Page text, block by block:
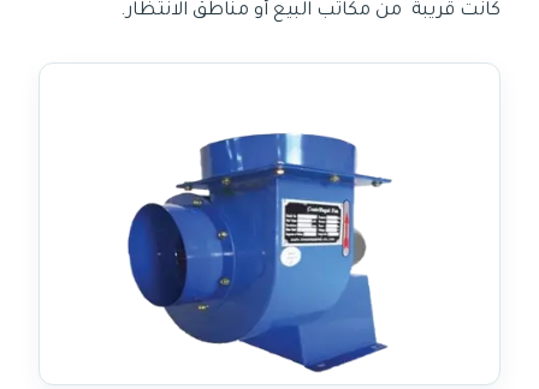
كانت قريبةً من مكاتب البيع أو مناطق الانتظار.